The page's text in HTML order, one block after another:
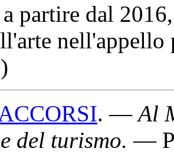
intenda
e la
devastato
partire dal